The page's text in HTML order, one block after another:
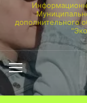
дополнительного
Переключить
мобильное
меню